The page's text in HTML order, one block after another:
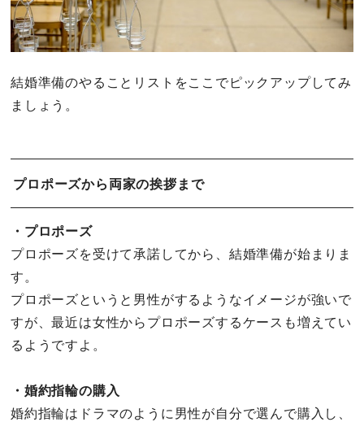
結婚準備のやることリストをここでピックアップしてみ
ましょう。
プロポーズから両家の挨拶まで
・プロポーズ
プロポーズを受けて承諾してから、結婚準備が始まりま
す。
プロポーズというと男性がするようなイメージが強いで
すが、最近は女性からプロポーズするケースも増えてい
るようですよ。
・婚約指輪の購入
婚約指輪はドラマのように男性が自分で選んで購入し、